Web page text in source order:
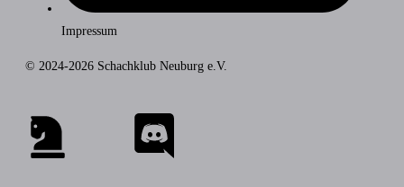
Impressum
© 2024-2026 Schachklub Neuburg e.V.